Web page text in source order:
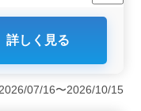
＞ 50歳以上のスタ
なく医療事務の経
ンクがある方でも
詳しく見る
07/16〜2026/10/15